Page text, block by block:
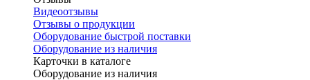
Видеоотзывы
Отзывы о продукции
Оборудование быстрой поставки
Оборудование из наличия
Карточки в каталоге
Оборудование из наличия